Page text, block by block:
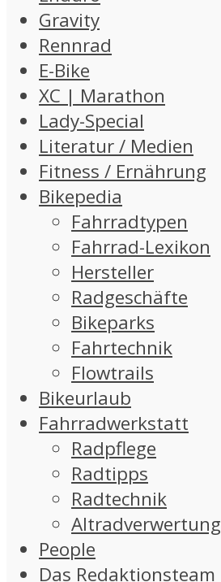
Gravity
Rennrad
E-Bike
XC | Marathon
Lady-Special
Literatur / Medien
Fitness / Ernährung
Bikepedia
Fahrradtypen
Fahrrad-Lexikon
Hersteller
Radgeschäfte
Bikeparks
Fahrtechnik
Flowtrails
Bikeurlaub
Fahrradwerkstatt
Radpflege
Radtipps
Radtechnik
Altradverwertung
People
Das Redaktionsteam